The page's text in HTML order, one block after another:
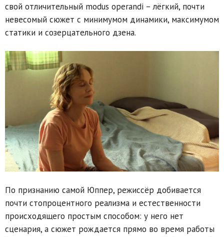
свой отличительный modus operandi – лёгкий, почти
невесомый сюжет с минимумом динамики, максимумом
статики и созерцательного дзена.
По признанию самой Юппер, режиссёр добивается
почти стопроцентного реализма и естественности
происходящего простым способом: у него нет
сценария, а сюжет рождается прямо во время работы